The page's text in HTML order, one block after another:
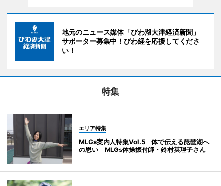
地元のニュース媒体「びわ湖大津経済新聞」
サポーター募集中！びわ経を応援してくださ
い！
特集
エリア特集
MLGs案内人特集Vol.5 体で伝える琵琶湖へ
の思い MLGs体操振付師・鈴村英理子さん